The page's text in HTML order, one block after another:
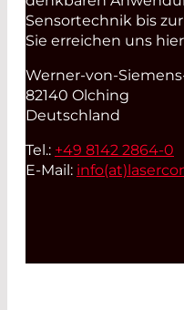
Sensortechnik bis
Sie erreichen uns
Werner-von-
82140 Olching
Deutschland
Tel.: +49 8142 2864-0
E-Mail: info(at)